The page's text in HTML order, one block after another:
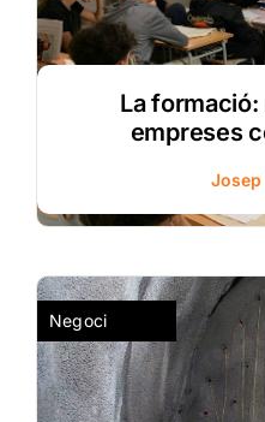
La
empreses
Josep
Negoci